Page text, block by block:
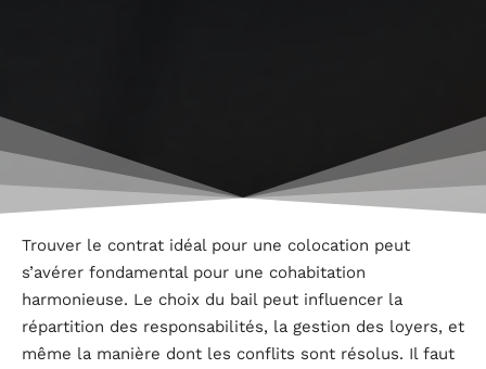
Trouver le contrat idéal pour une colocation peut
s’avérer fondamental pour une cohabitation
harmonieuse. Le choix du bail peut influencer la
répartition des responsabilités, la gestion des loyers, et
même la manière dont les conflits sont résolus. Il faut